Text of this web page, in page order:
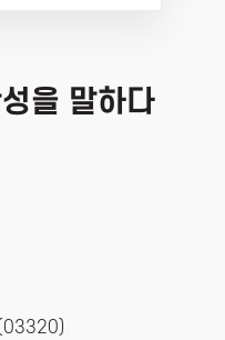
을 말하다